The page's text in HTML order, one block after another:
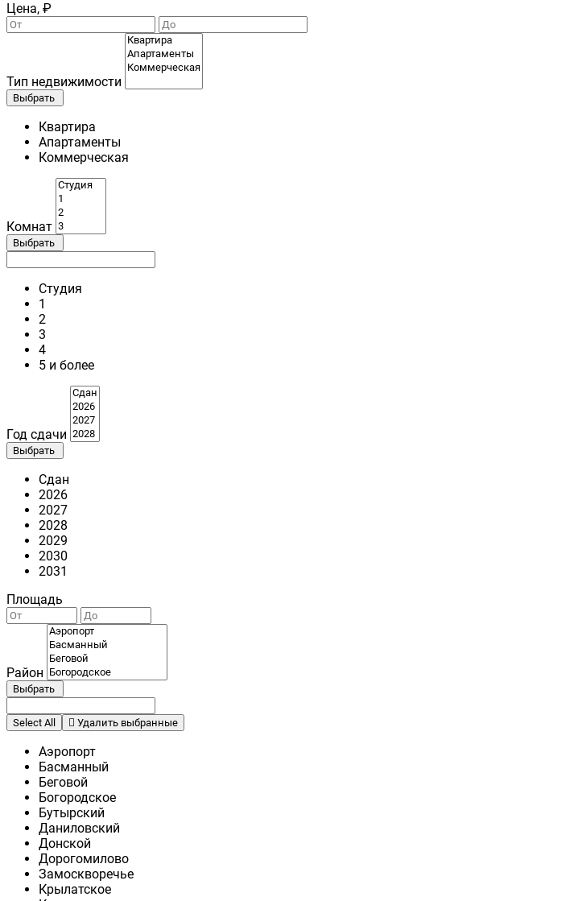
Цена, ₽
Тип недвижимости
Выбрать
Квартира
Апартаменты
Коммерческая
Комнат
Выбрать
Студия
1
2
3
4
5 и более
Год сдачи
Выбрать
Сдан
2026
2027
2028
2029
2030
2031
Площадь
Район
Выбрать
Select All Удалить выбранные
Аэропорт
Басманный
Беговой
Богородское
Бутырский
Даниловский
Донской
Дорогомилово
Замоскворечье
Крылатское